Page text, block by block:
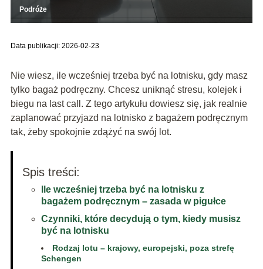
Podróże
Data publikacji: 2026-02-23
Nie wiesz, ile wcześniej trzeba być na lotnisku, gdy masz
tylko bagaż podręczny. Chcesz uniknąć stresu, kolejek i
biegu na last call. Z tego artykułu dowiesz się, jak realnie
zaplanować przyjazd na lotnisko z bagażem podręcznym
tak, żeby spokojnie zdążyć na swój lot.
Spis treści:
Ile wcześniej trzeba być na lotnisku z
bagażem podręcznym – zasada w pigułce
Czynniki, które decydują o tym, kiedy musisz
być na lotnisku
Rodzaj lotu – krajowy, europejski, poza strefę
Schengen